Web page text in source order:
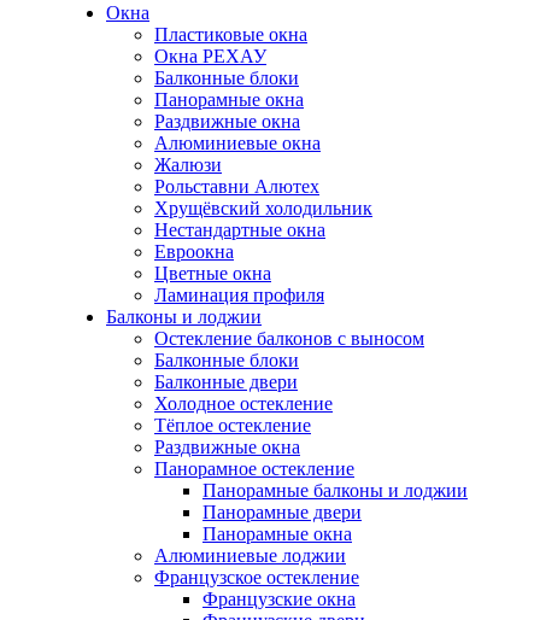
Окна
Пластиковые окна
Окна РЕХАУ
Балконные блоки
Панорамные окна
Раздвижные окна
Алюминиевые окна
Жалюзи
Рольставни Алютех
Хрущёвский холодильник
Нестандартные окна
Евроокна
Цветные окна
Ламинация профиля
Балконы и лоджии
Остекление балконов с выносом
Балконные блоки
Балконные двери
Холодное остекление
Тёплое остекление
Раздвижные окна
Панорамное остекление
Панорамные балконы и лоджии
Панорамные двери
Панорамные окна
Алюминиевые лоджии
Французское остекление
Французские окна